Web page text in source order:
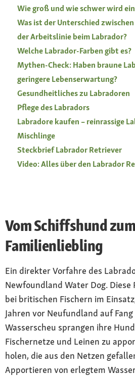
Wie groß und wie schwer wird
Was ist der Unterschied
der Arbeitslinie beim Labrador?
Welche Labrador-Farben gibt es?
Mythen-Check: Haben braune
geringere Lebenserwartung?
Gesundheitliches zu Labradoren
Pflege des Labradors
Labradore kaufen – reinrassige
Mischlinge
Steckbrief Labrador Retriever
Video: Alles über den Labrador
Vom Schiffshund zum
Familienliebling
Ein direkter Vorfahre des
Newfoundland Water Dog. Diese
bei britischen Fischern im
Jahren vor Neufundland auf
Wasserscheu sprangen ihre
Fischernetze und Leinen zu
holen, die aus den Netzen
Apportieren von erlegtem